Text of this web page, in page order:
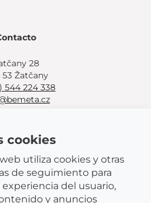
28
Žatčany
544 224 338
de usted
.
cookies
utiliza cookies y otras
de seguimiento para
experiencia del usuario,
y anuncios